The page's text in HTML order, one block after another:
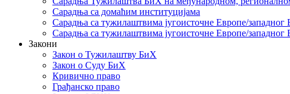
Сарадња са домаћим институцијама
Сарадња са тужилаштвима југоисточне Европе/западног
Сарадња са тужилаштвима југоисточне Европе/западног
Закони
Закон о Тужилаштву БиХ
Закон о Суду БиХ
Кривично право
Грађанско право